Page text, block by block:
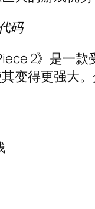
码
2》是一
变得更强大